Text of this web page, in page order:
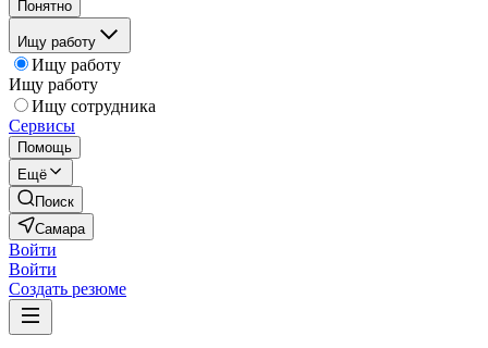
Понятно
Ищу работу
Ищу работу
Ищу работу
Ищу сотрудника
Сервисы
Помощь
Ещё
Поиск
Самара
Войти
Войти
Создать резюме